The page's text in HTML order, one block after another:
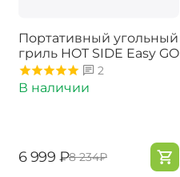
Портативный угольный
гриль HOT SIDE Easy GO
2
В наличии
‍6 999‍ ₽‍8 234‍₽